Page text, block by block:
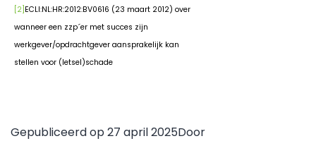
[2] ECLI:NL:HR:2012:BV0616 (23 maart 2012) over
wanneer een zzp´er met succes zijn
werkgever/opdrachtgever aansprakelijk kan
stellen voor (letsel)schade
Gepubliceerd op27 april 2025Door